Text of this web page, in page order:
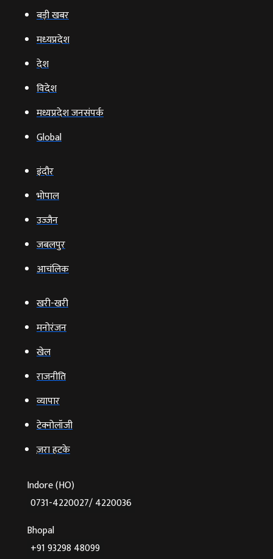
बड़ी खबर
मध्‍यप्रदेश
देश
विदेश
मध्यप्रदेश जनसंपर्क
Global
इंदौर
भोपाल
उज्‍जैन
जबलपुर
आचंलिक
खरी-खरी
मनोरंजन
खेल
राजनीति
व्‍यापार
टेक्‍नोलॉजी
ज़रा हटके
Indore (HO)
0731-4220027/ 4220036
Bhopal
+91 93298 48099